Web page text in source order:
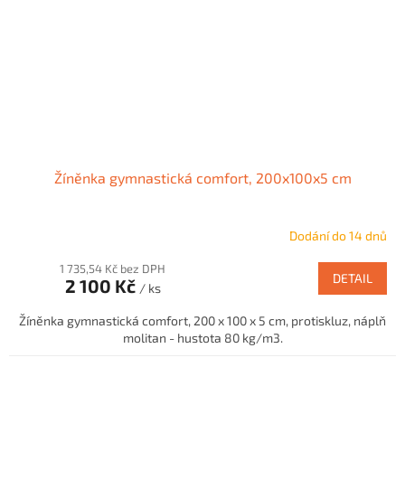
Žíněnka gymnastická comfort, 200x100x5 cm
Dodání do 14 dnů
1 735,54 Kč bez DPH
2 100 Kč / ks
DETAIL
Žíněnka gymnastická comfort, 200 x 100 x 5 cm, protiskluz, náplň
molitan - hustota 80 kg/m3.